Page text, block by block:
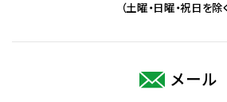
（土曜・日曜・祝日を除
メール